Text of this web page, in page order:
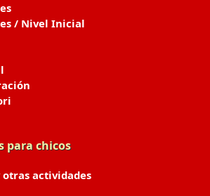
/ Nivel Inicial
para chicos
otras actividades